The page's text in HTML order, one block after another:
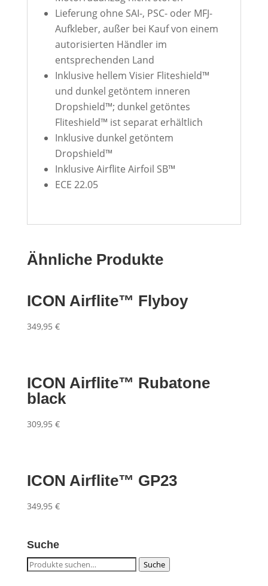
Lieferung ohne SAI-, PSC- oder MFJ-
Aufkleber, außer bei Kauf von einem
autorisierten Händler im
entsprechenden Land
Inklusive hellem Visier Fliteshield™
und dunkel getöntem inneren
Dropshield™; dunkel getöntes
Fliteshield™ ist separat erhältlich
Inklusive dunkel getöntem
Dropshield™
Inklusive Airflite Airfoil SB™
ECE 22.05
Ähnliche Produkte
ICON Airflite™ Flyboy
349,95 €
ICON Airflite™ Rubatone
black
309,95 €
ICON Airflite™ GP23
349,95 €
Suche
Suche
Suche